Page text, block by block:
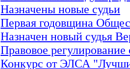
Назначены новые судьи
Первая годовщина
Назначен новый судья
Правовое
Конкурс от ЭЛСА